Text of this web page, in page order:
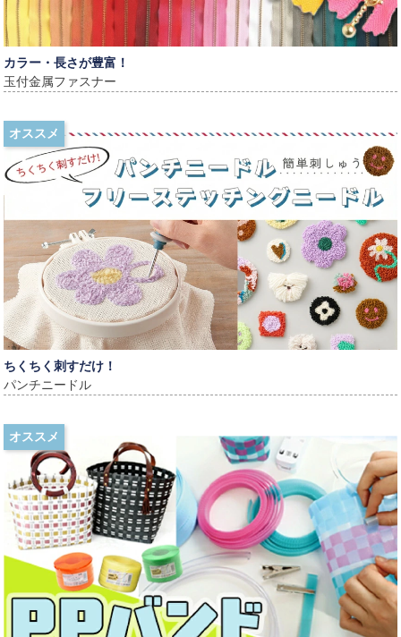
カラー・長さが豊富！
玉付金属ファスナー
オススメ
ちくちく刺すだけ！
パンチニードル
オススメ